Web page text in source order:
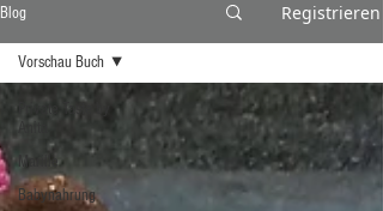
Blog Registrieren
Private Taste by
Anita
Marille
Babynahrung
Vorschau Buch